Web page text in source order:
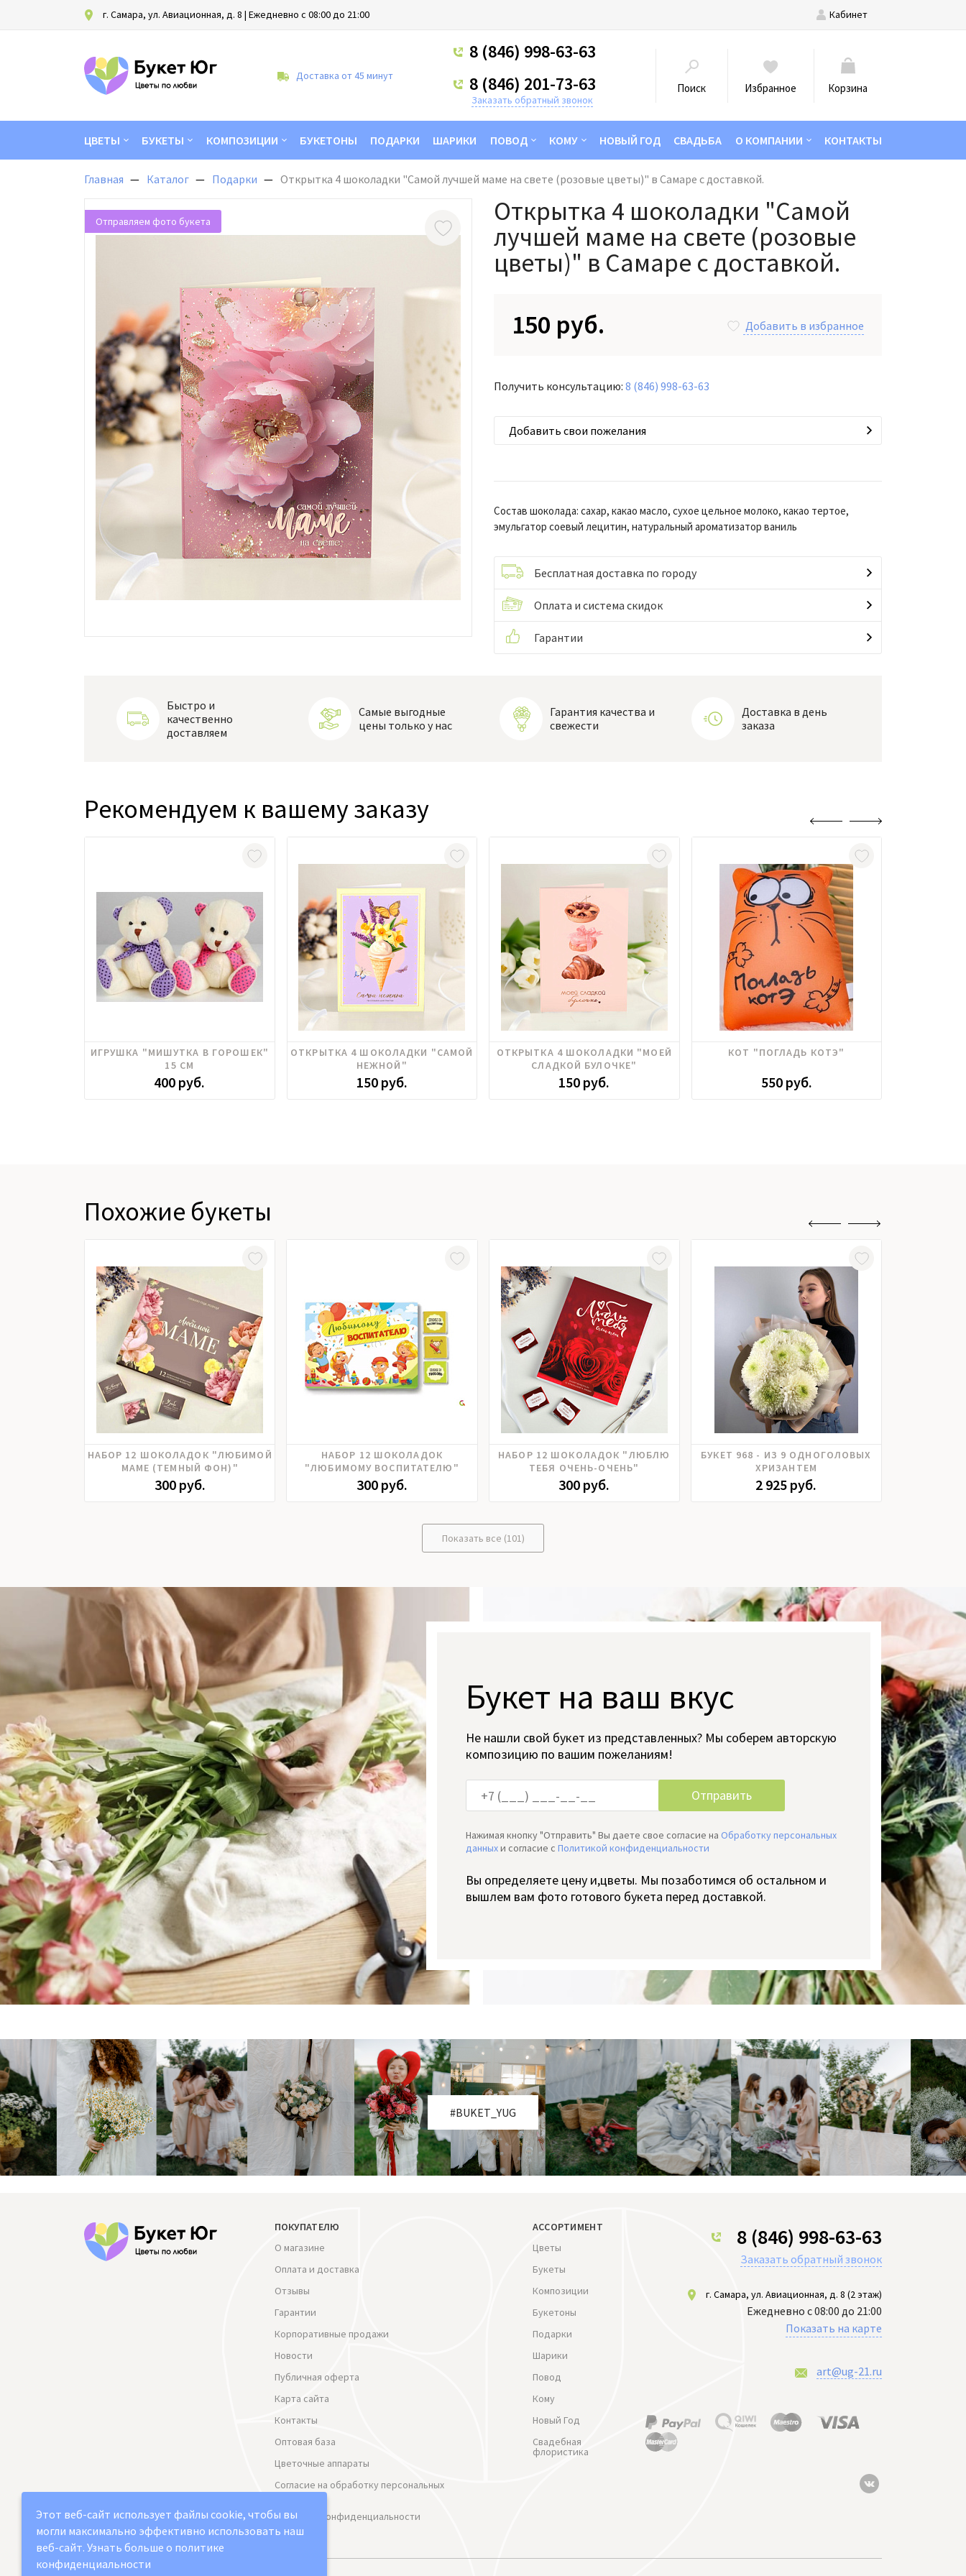
г. Самара, ул. Авиационная, д. 8 | Ежедневно с 08:00 до 21:00 Кабинет
Доставка от 45 минут
8 (846) 998-63-63
8 (846) 201-73-63
Заказать обратный звонок
Поиск Избранное Корзина
ЦВЕТЫ БУКЕТЫ КОМПОЗИЦИИ БУКЕТОНЫ ПОДАРКИ ШАРИКИ ПОВОД КОМУ НОВЫЙ ГОД СВАДЬБА О КОМПАНИИ КОНТАКТЫ
Главная Каталог Подарки Открытка 4 шоколадки "Самой лучшей маме на свете (розовые цветы)" в Самаре с доставкой.
Отправляем фото букета
Открытка 4 шоколадки "Самой
лучшей маме на свете (розовые
цветы)" в Самаре с доставкой.
150 руб.
Добавить в избранное
Получить консультацию: 8 (846) 998-63-63
Добавить свои пожелания
Состав шоколада: сахар, какао масло, сухое цельное молоко, какао тертое,
эмульгатор соевый лецитин, натуральный ароматизатор ваниль
Бесплатная доставка по городу
Оплата и система скидок
Гарантии
Быстро и
качественно
доставляем
Самые выгодные
цены только у нас
Гарантия качества и
свежести
Доставка в день
заказа
Рекомендуем к вашему заказу
ИГРУШКА "МИШУТКА В ГОРОШЕК"
15 СМ
400 руб.
ОТКРЫТКА 4 ШОКОЛАДКИ "САМОЙ
НЕЖНОЙ"
150 руб.
ОТКРЫТКА 4 ШОКОЛАДКИ "МОЕЙ
СЛАДКОЙ БУЛОЧКЕ"
150 руб.
КОТ "ПОГЛАДЬ КОТЭ"
550 руб.
Похожие букеты
НАБОР 12 ШОКОЛАДОК "ЛЮБИМОЙ
МАМЕ (ТЕМНЫЙ ФОН)"
300 руб.
НАБОР 12 ШОКОЛАДОК
"ЛЮБИМОМУ ВОСПИТАТЕЛЮ"
300 руб.
НАБОР 12 ШОКОЛАДОК "ЛЮБЛЮ
ТЕБЯ ОЧЕНЬ-ОЧЕНЬ"
300 руб.
Хризантема
БУКЕТ 968 - ИЗ 9 ОДНОГОЛОВЫХ
ХРИЗАНТЕМ
2 925 руб.
Показать все (101)
Букет на ваш вкус
Не нашли свой букет из представленных? Мы соберем авторскую
композицию по вашим пожеланиям!
Нажимая кнопку "Отправить" Вы даете свое согласие на Обработку персональных
данныхи согласие cПолитикой конфиденциальности
Вы определяете цену и,цветы. Мы позаботимся об остальном и
вышлем вам фото готового букета перед доставкой.
#BUKET_YUG
ПОКУПАТЕЛЮ
О магазине
Оплата и доставка
Отзывы
Гарантии
Корпоративные продажи
Новости
Публичная оферта
Карта сайта
Контакты
Оптовая база
Цветочные аппараты
Согласие на обработку персональных
данных
Политика Конфиденциальности
АССОРТИМЕНТ
Цветы
Букеты
Композиции
Букетоны
Подарки
Шарики
Повод
Кому
Новый Год
Свадебная
флористика
8 (846) 998-63-63
Заказать обратный звонок
г. Самара, ул. Авиационная, д. 8 (2 этаж)
Ежедневно с 08:00 до 21:00
Показать на карте
art@ug-21.ru
Этот веб-сайт использует файлы cookie, чтобы вы
могли максимально эффективно использовать наш
веб-сайт. Узнать больше о политике
конфиденциальности